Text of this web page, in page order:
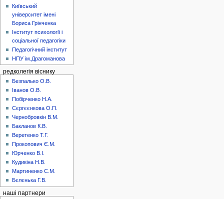
Київський
університет імені
Бориса Грінченка
Інститут психології і
соціальної педагогіки
Педагогічний інститут
НПУ ім.Драгоманова
редколегія віснику
Безпалько О.В.
Іванов О.В.
Побірченко Н.А.
Сєргєєнкова О.П.
Чернобровкін В.М.
Бакланов К.В.
Веретенко Т.Г.
Прокопович Є.М.
Юрченко В.І.
Кудикіна Н.В.
Мартиненко С.М.
Бєлєнька Г.В.
наші партнери